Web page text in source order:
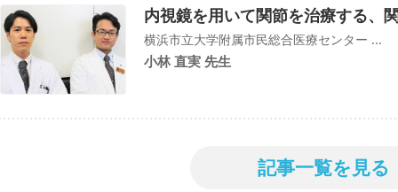
内視鏡を用いて関節を治療する、
横浜市立大学附属市民総合医療センター ...
小林 直実 先生
記事一覧を見る